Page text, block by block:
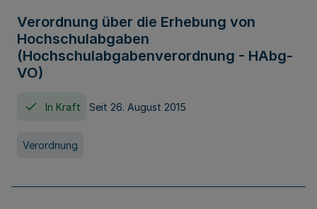
Verordnung über die Erhebung von
Hochschulabgaben
(Hochschulabgabenverordnung - HAbg-
VO)
In Kraft Seit 26. August 2015
Verordnung